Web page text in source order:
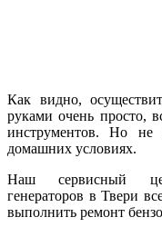
Как видно,
руками очень просто,
инструментов. Но не
домашних условиях.
Наш сервисный
генераторов в Твери
выполнить ремонт